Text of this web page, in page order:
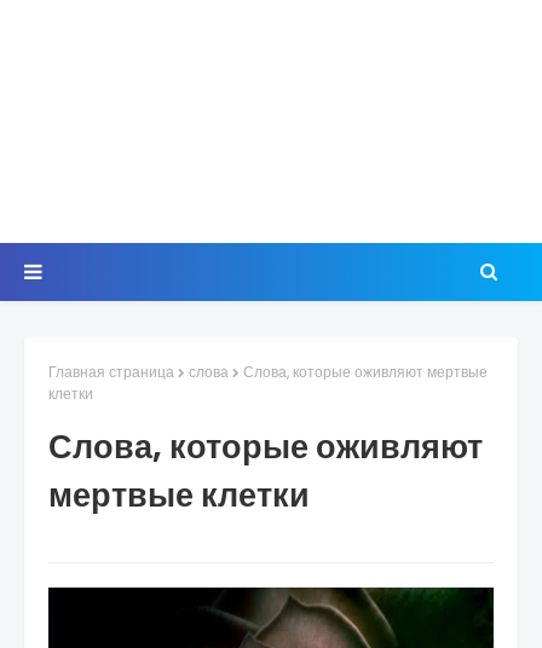
Главная страница слова
Слова, которые оживляют мертвые
клетки
Слова, которые оживляют
мертвые клетки